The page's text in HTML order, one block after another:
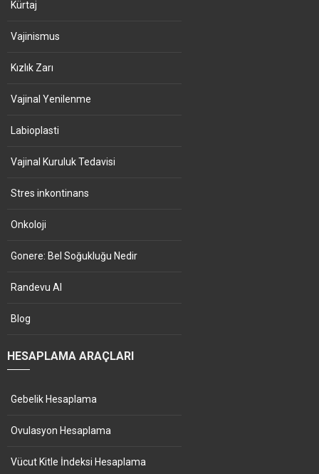
Kürtaj
Vajinismus
Kızlık Zarı
Vajinal Yenilenme
Labioplasti
Vajinal Kuruluk Tedavisi
Stres inkontinans
Onkoloji
Gonere: Bel Soğukluğu Nedir
Randevu Al
Blog
HESAPLAMA ARAÇLARI
Gebelik Hesaplama
Ovulasyon Hesaplama
Vücut Kitle İndeksi Hesaplama